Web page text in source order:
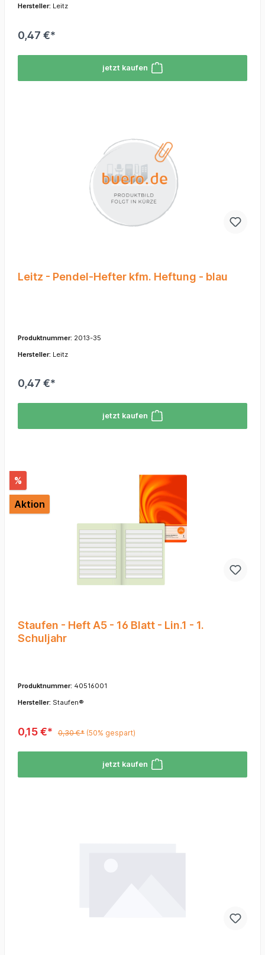
Hersteller: Leitz
0,47 €*
jetzt kaufen
Leitz - Pendel-Hefter kfm. Heftung - blau
Produktnummer: 2013-35
Hersteller: Leitz
0,47 €*
jetzt kaufen
%
Aktion
Staufen - Heft A5 - 16 Blatt - Lin.1 - 1.
Schuljahr
Produktnummer: 40516001
Hersteller: Staufen®
0,15 €* 0,30 €* (50% gespart)
jetzt kaufen